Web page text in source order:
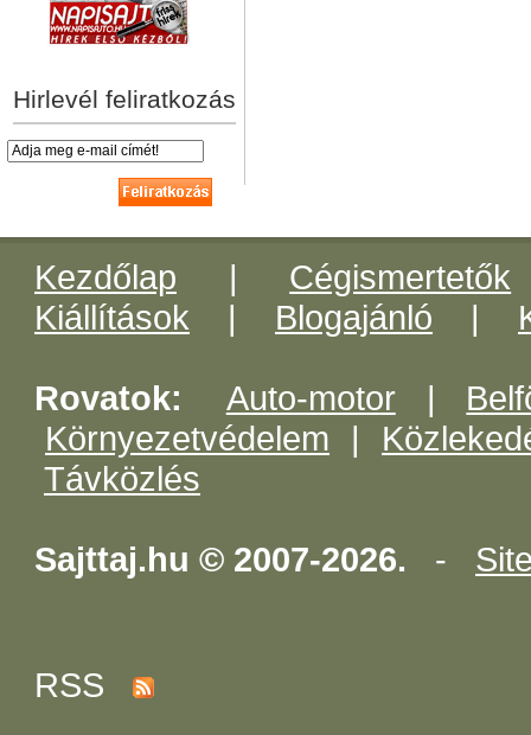
Hirlevél feliratkozás
Kezdőlap | Cégismertetők
Kiállítások | Blogajánló |
Rovatok: Auto-motor|
Környezetvédelem |
Távközlés
Sajttaj.hu © 2007-2026. -
RSS